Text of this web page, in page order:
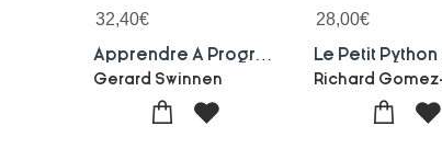
32,40€
Gerard Swinnen
28,00€